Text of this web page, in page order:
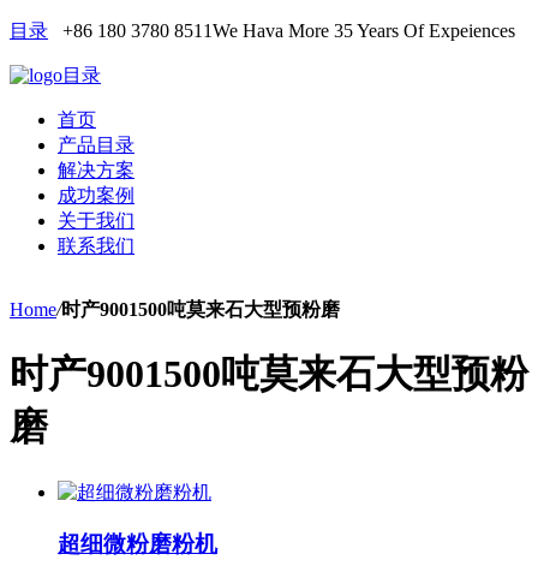
目录 +86 180 3780 8511We Hava More 35 Years Of Expeiences
目录
首页
产品目录
解决方案
成功案例
关于我们
联系我们
Home/时产9001500吨莫来石大型预粉磨
时产9001500吨莫来石大型预粉
磨
超细微粉磨粉机